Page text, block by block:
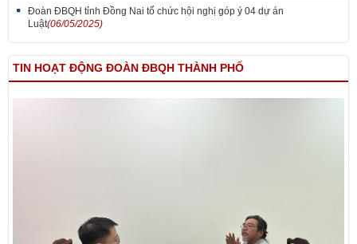
Đoàn ĐBQH tỉnh Đồng Nai tổ chức hội nghị góp ý 04 dự án
Luật(06/05/2025)
TIN HOẠT ĐỘNG ĐOÀN ĐBQH THÀNH PHỐ